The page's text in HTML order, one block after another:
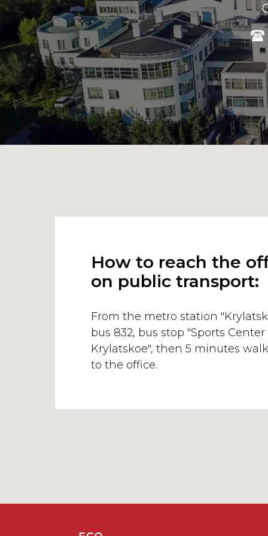
How to reach the
on public transport:
From the metro station
bus 832, bus stop "Sports Center
Krylatskoe", then 5 minutes
to the office.